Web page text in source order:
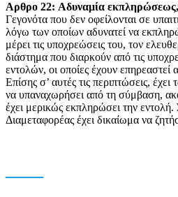
Αρθρο 22: Aδυναμία
Γεγονότα που δεν οφείλονται σε
λόγω των οποίων αδυνατεί να
μέρει τις υποχρεώσεις του, τον
διάστημα που διαρκούν από τις
εντολών, οι οποίες έχουν
Επίσης σ’ αυτές τις περιπτώσεις,
να υπαναχωρήσει από τη σύμβαση,
έχει μερικώς εκπληρώσει την
Διαμεταφορέας έχει δικαίωμα να